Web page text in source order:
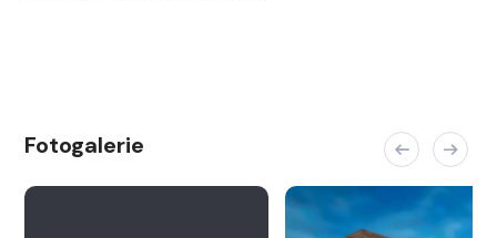
Fotogalerie